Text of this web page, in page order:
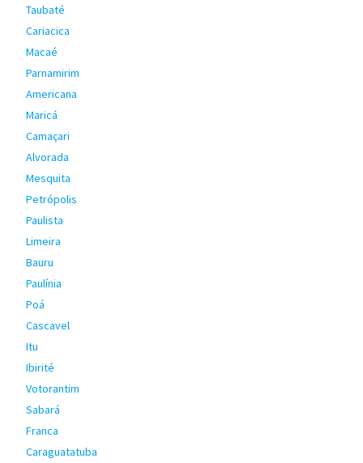
Taubaté
Cariacica
Macaé
Parnamirim
Americana
Maricá
Camaçari
Alvorada
Mesquita
Petrópolis
Paulista
Limeira
Bauru
Paulínia
Poá
Cascavel
Itu
Ibirité
Votorantim
Sabará
Franca
Caraguatatuba